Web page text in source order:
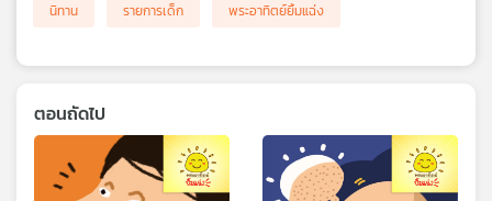
นิทาน รายการเด็ก พระอาทิตย์ยิ้มแฉ่ง
ตอนถัดไป